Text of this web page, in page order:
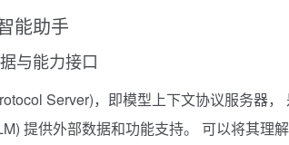
能助手
与能力接口
Server)，即模型上下文协议服务器
提供外部数据和功能支持。 可以将其理